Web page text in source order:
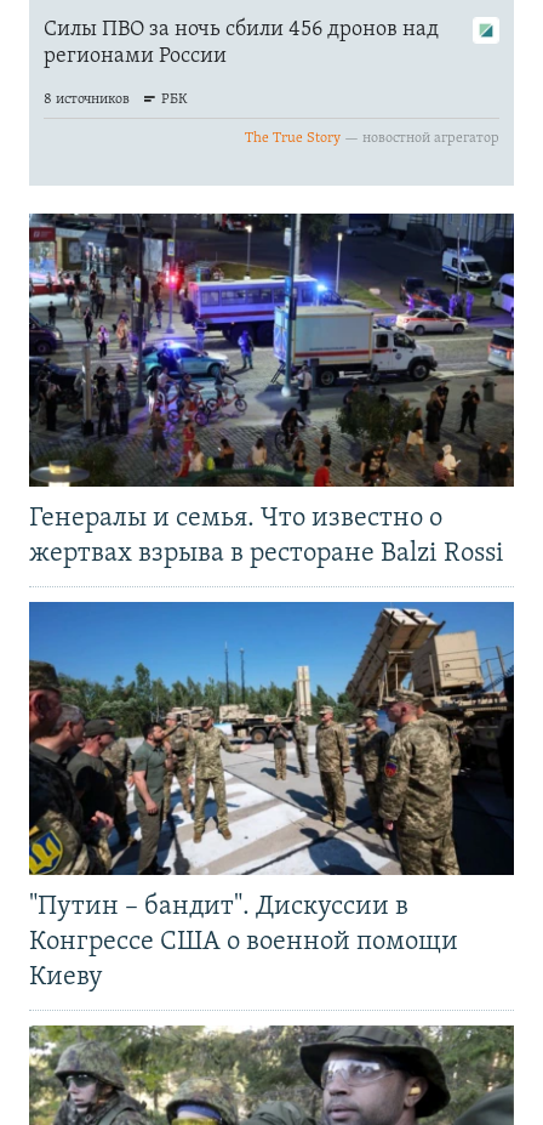
Генералы и семья. Что известно о
жертвах взрыва в ресторане Balzi Rossi
"Путин – бандит". Дискуссии в
Конгрессе США о военной помощи
Киеву